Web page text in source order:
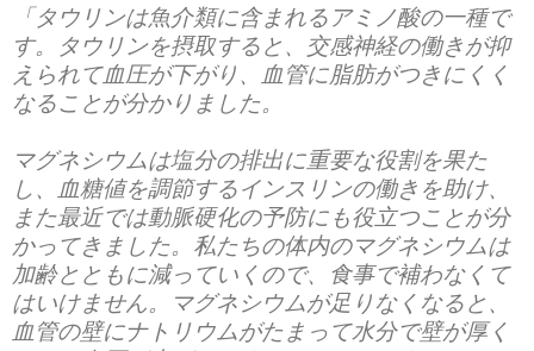
「タウリンは魚介類に含まれるアミノ酸の一種で
す。タウリンを摂取すると、交感神経の働きが抑
えられて血圧が下がり、血管に脂肪がつきにくく
なることが分かりました。
マグネシウムは塩分の排出に重要な役割を果た
し、血糖値を調節するインスリンの働きを助け、
また最近では動脈硬化の予防にも役立つことが分
かってきました。私たちの体内のマグネシウムは
加齢とともに減っていくので、食事で補わなくて
はいけません。マグネシウムが足りなくなると、
血管の壁にナトリウムがたまって水分で壁が厚く